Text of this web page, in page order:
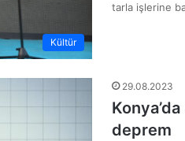
Kültür
tarla işlerine
29.08.2023
deprem